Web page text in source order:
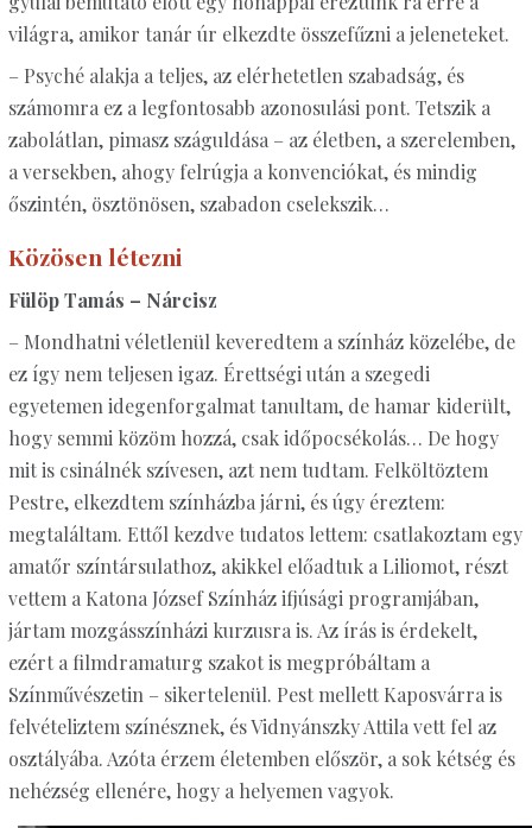
világra, amikor tanár úr elkezdte összefűzni a jeleneteket.
– Psyché alakja a teljes, az elérhetetlen szabadság, és
számomra ez a legfontosabb azonosulási pont. Tetszik a
zabolátlan, pimasz száguldása – az életben, a szerelemben,
a versekben, ahogy felrúgja a konvenciókat, és mindig
őszintén, ösztönösen, szabadon cselekszik…
Közösen létezni
Fülöp Tamás – Nárcisz
– Mondhatni véletlenül keveredtem a színház közelébe, de
ez így nem teljesen igaz. Érettségi után a szegedi
egyetemen idegenforgalmat tanultam, de hamar kiderült,
hogy semmi közöm hozzá, csak időpocsékolás… De hogy
mit is csinálnék szívesen, azt nem tudtam. Felköltöztem
Pestre, elkezdtem színházba járni, és úgy éreztem:
megtaláltam. Ettől kezdve tudatos lettem: csatlakoztam egy
amatőr színtársulathoz, akikkel előadtuk a Liliomot, részt
vettem a Katona József Színház ifjúsági programjában,
jártam mozgásszínházi kurzusra is. Az írás is érdekelt,
ezért a filmdramaturg szakot is megpróbáltam a
Színművészetin – sikertelenül. Pest mellett Kaposvárra is
felvételiztem színésznek, és Vidnyánszky Attila vett fel az
osztályába. Azóta érzem életemben először, a sok kétség és
nehézség ellenére, hogy a helyemen vagyok.